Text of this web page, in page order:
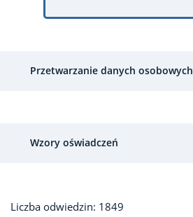
Przetwarzanie danych osobowych
Wzory oświadczeń
Liczba odwiedzin: 1849